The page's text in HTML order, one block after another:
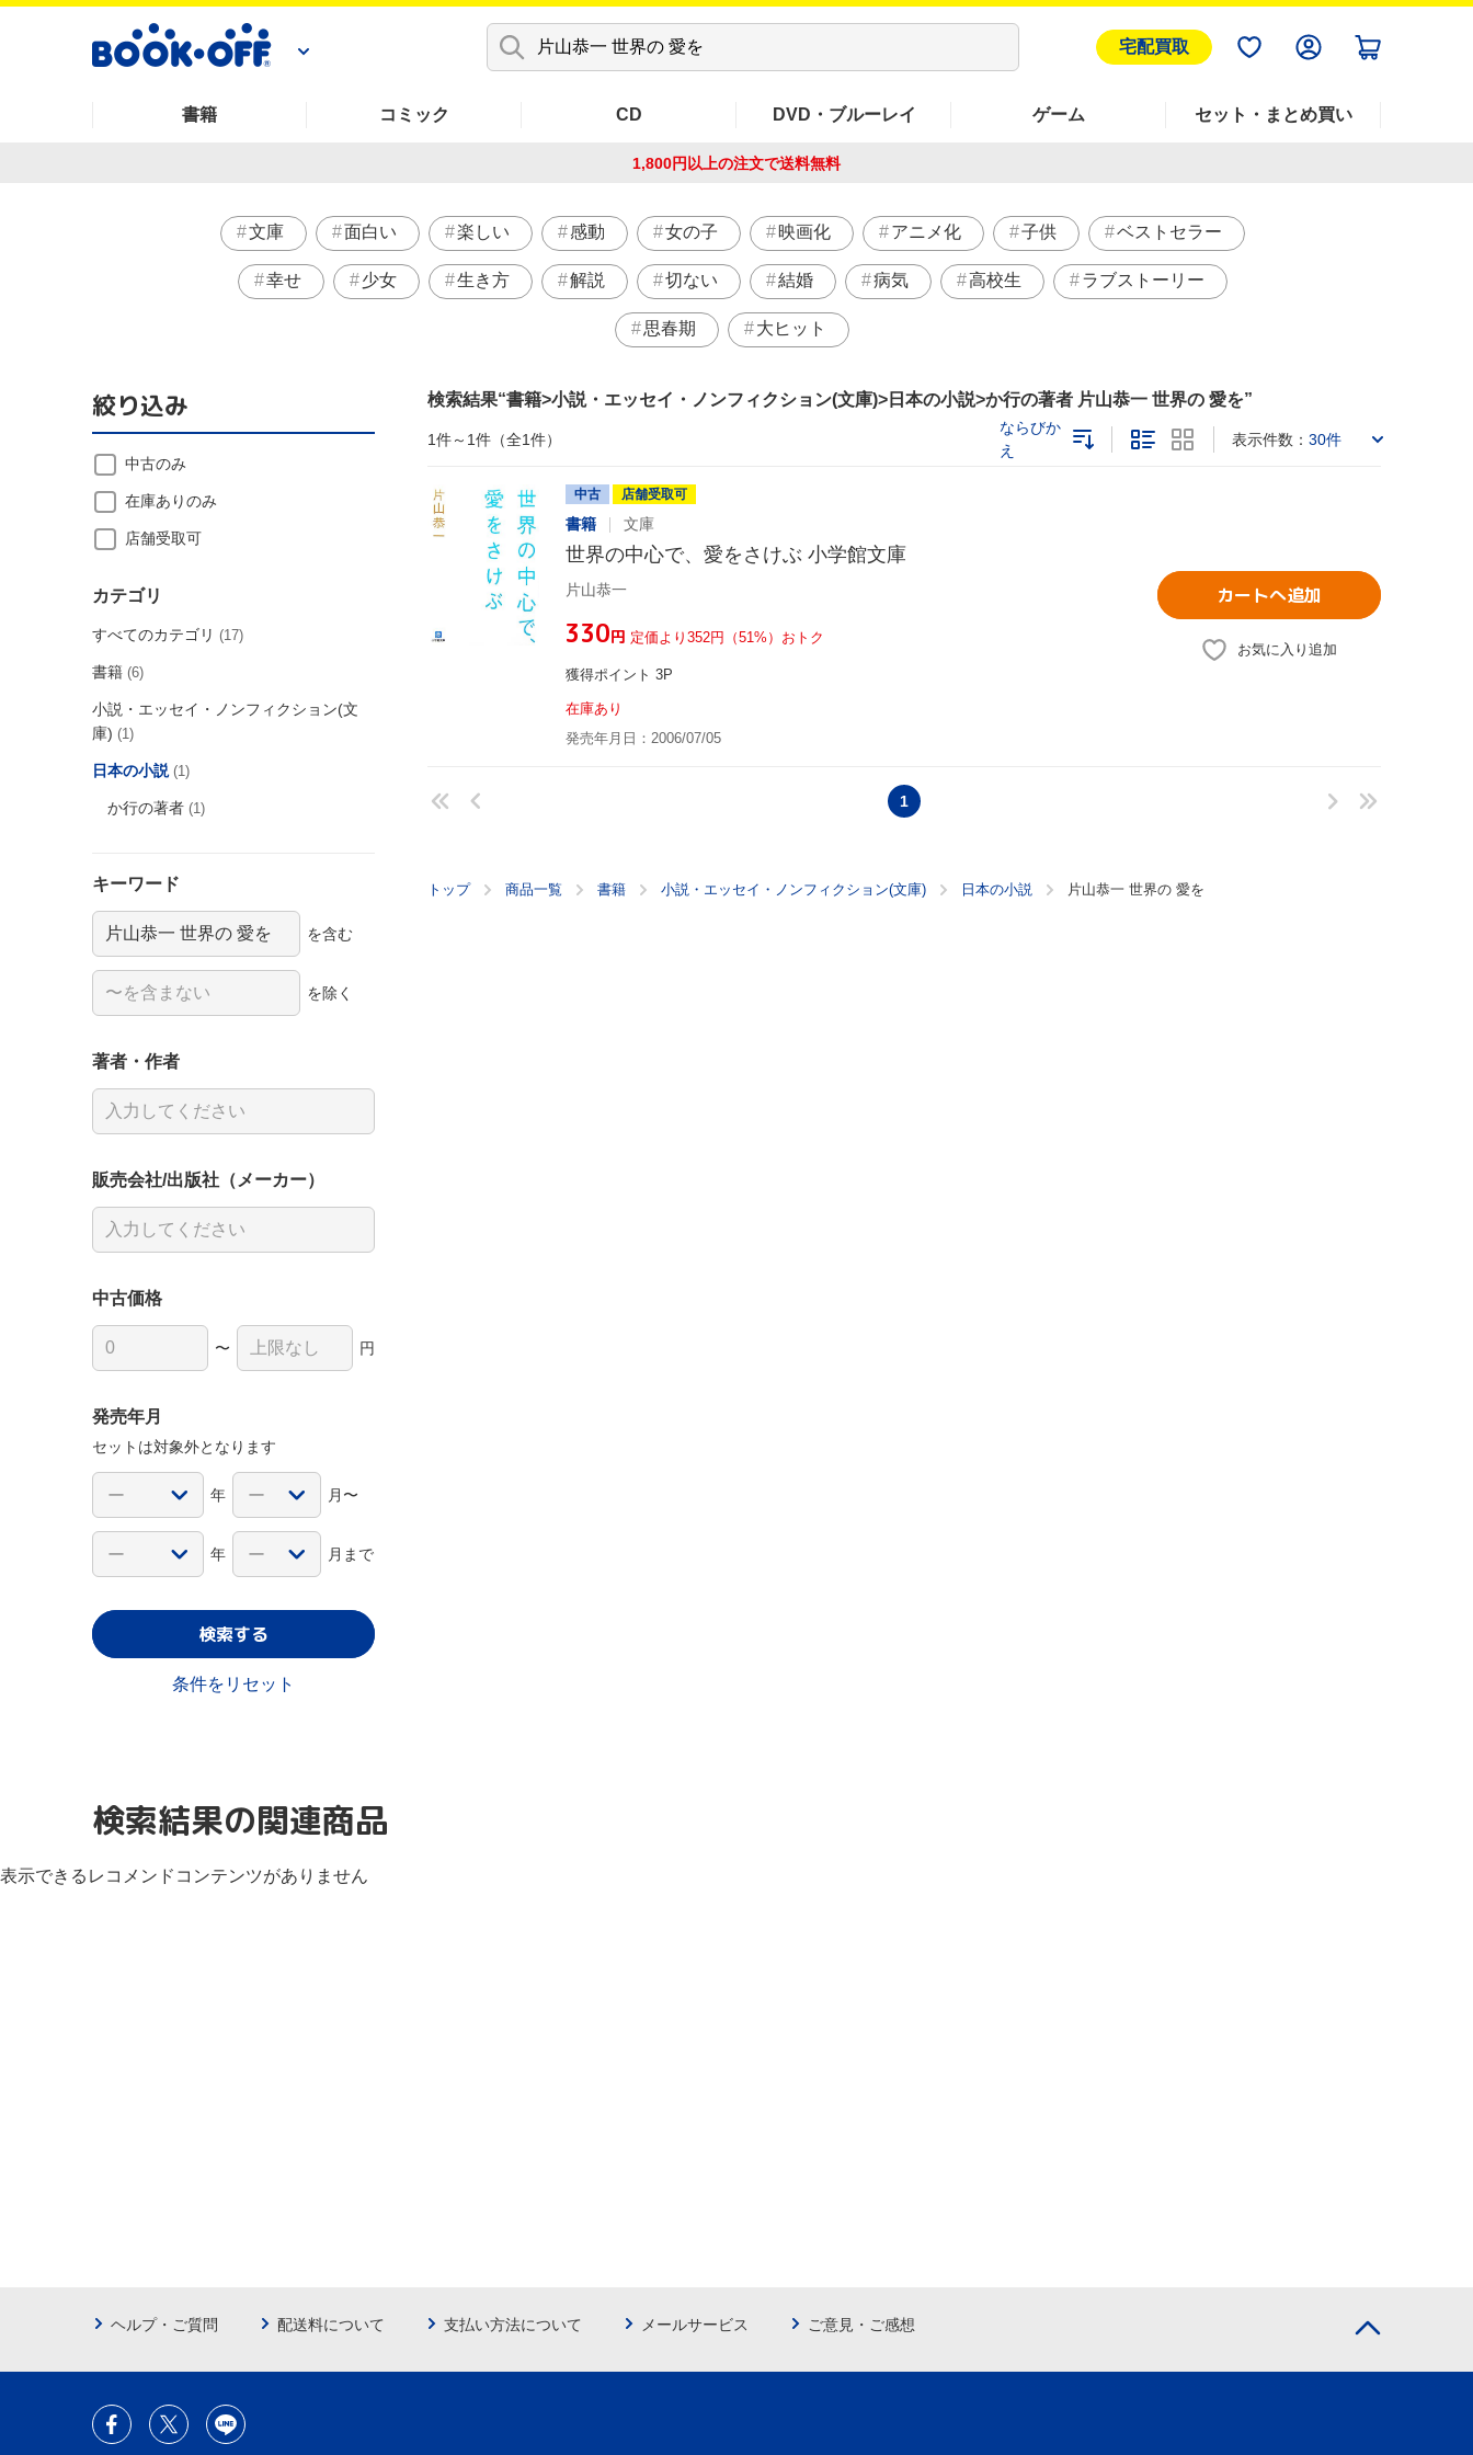
宅配買取
書籍 コミック CD DVD・ブルーレイ ゲーム セット・まとめ買い
1,800円以上の注文で送料無料
文庫 面白い 楽しい 感動 女の子 映画化 アニメ化 子供 ベストセラー
幸せ 少女 生き方 解説 切ない 結婚 病気 高校生 ラブストーリー
思春期 大ヒット
検索結果 書籍>小説・エッセイ・ノンフィクション(文庫)>日本の小説>か行の著者 片山恭一 世界の 愛を
1件～1件（全1件）
ならびか
え
表示件数： 30件
中古 店舗受取可
書籍 文庫
世界の中心で、愛をさけぶ 小学館文庫
片山恭一
¥330円 定価より352円（51%）おトク
獲得ポイント 3P
在庫あり
発売年月日：2006/07/05
カートへ追加
お気に入り追加
1
トップ 商品一覧 書籍 小説・エッセイ・ノンフィクション(文庫) 日本の小説 片山恭一 世界の 愛を
絞り込み
中古のみ
在庫ありのみ
店舗受取可
カテゴリ
すべてのカテゴリ (17)
書籍 (6)
小説・エッセイ・ノンフィクション(文
庫) (1)
日本の小説 (1)
か行の著者 (1)
キーワード
を含む
を除く
著者・作者
販売会社/出版社（メーカー）
中古価格
〜 円
発売年月
セットは対象外となります
年 月〜
年 月まで
検索する
条件をリセット
検索結果の関連商品
表示できるレコメンドコンテンツがありません
ヘルプ・ご質問 配送料について 支払い方法について メールサービス ご意見・ご感想